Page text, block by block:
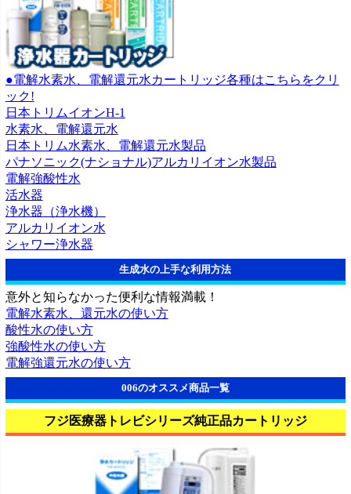
●電解水素水、電解還元水カートリッジ各種はこちらをクリ
ック!
日本トリムイオンH-1
水素水、電解還元水
日本トリム水素水、電解還元水製品
パナソニック(ナショナル)アルカリイオン水製品
電解強酸性水
活水器
浄水器（浄水機）
アルカリイオン水
シャワー浄水器
生成水の上手な利用方法
意外と知らなかった便利な情報満載！
電解水素水、還元水の使い方
酸性水の使い方
強酸性水の使い方
電解強還元水の使い方
006のオススメ商品一覧
フジ医療器トレビシリーズ純正品カートリッジ